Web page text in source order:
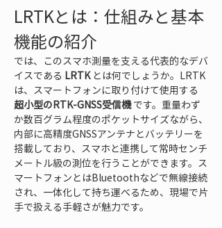
LRTKとは：仕組みと基本
機能の紹介
では、このスマホ測量を支える代表的なデバ
イスである LRTK とは何でしょうか。LRTK
は、スマートフォンに取り付けて使用する
超小型のRTK-GNSS受信機 です。重量わず
か数百グラム程度のポケットサイズながら、
内部に高精度GNSSアンテナとバッテリーを
搭載しており、スマホと連携して常時センチ
メートル級の測位を行うことができます。ス
マートフォンとはBluetoothなどで無線接続
され、一体化して持ち運べるため、現場で片
手で扱える手軽さが魅力です。